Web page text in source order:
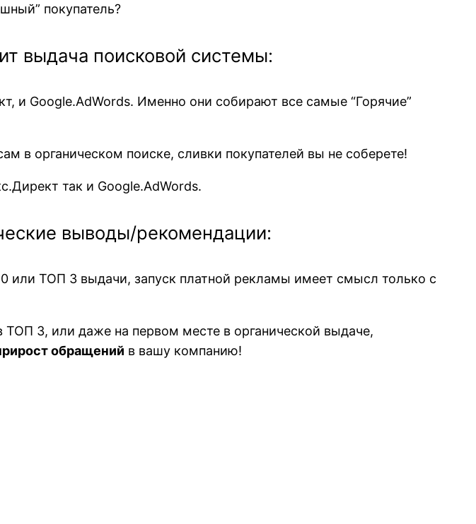
покупатель?
выдача поисковой системы:
и Google.AdWords. Именно они собирают все самые “Горячие”
в органическом поиске, сливки покупателей вы не соберете!
так и Google.AdWords.
выводы/рекомендации:
или ТОП 3 выдачи, запуск платной рекламы имеет смысл только с
ТОП 3, или даже на первом месте в органической выдаче,
обращений в вашу компанию!